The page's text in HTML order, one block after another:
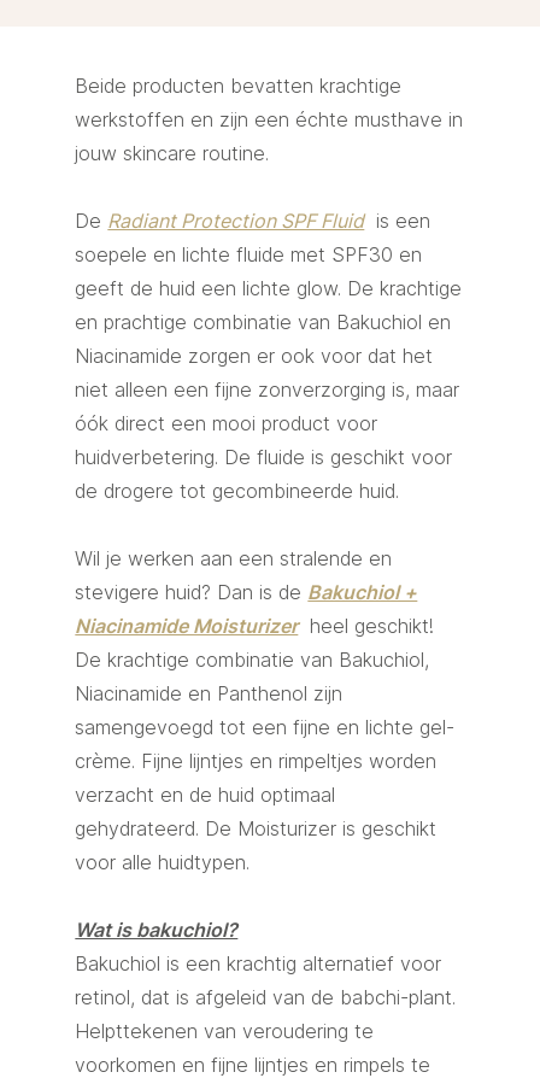
Beide producten bevatten krachtige
werkstoffen en zijn een échte musthave in
jouw skincare routine.
De Radiant Protection SPF Fluidis een
soepele en lichte fluide met SPF30 en
geeft de huid een lichte glow. De krachtige
en prachtige combinatie van Bakuchiol en
Niacinamide zorgen er ook voor dat het
niet alleen een fijne zonverzorging is, maar
óók direct een mooi product voor
huidverbetering. De fluide is geschikt voor
de drogere tot gecombineerde huid.
Wil je werken aan een stralende en
stevigere huid? Dan is de Bakuchiol +
Niacinamide Moisturizerheel geschikt!
De krachtige combinatie van Bakuchiol,
Niacinamide en Panthenol zijn
samengevoegd tot een fijne en lichte gel-
crème. Fijne lijntjes en rimpeltjes worden
verzacht en de huid optimaal
gehydrateerd. De Moisturizer is geschikt
voor alle huidtypen.
Wat is bakuchiol?
Bakuchiol is een krachtig alternatief voor
retinol, dat is afgeleid van de babchi-plant.
Helpttekenen van veroudering te
voorkomen en fijne lijntjes en rimpels te